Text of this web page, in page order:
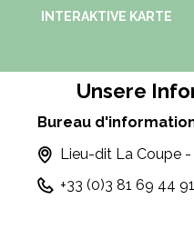
INTERAKTIVE KARTE
Unsere
Bureau
Lieu-dit La Coupe -
+33 (0)3 81 69 44 91